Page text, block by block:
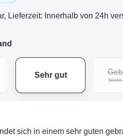
Lieferzeit: Innerhalb von 24h
ist zurzeit nicht verfügbar.)
Sehr gut
Nicht
sich in einem sehr guten